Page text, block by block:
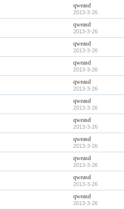
qweasd
2013-3-26
qweasd
2013-3-26
qweasd
2013-3-26
qweasd
2013-3-26
qweasd
2013-3-26
qweasd
2013-3-26
qweasd
2013-3-26
qweasd
2013-3-26
qweasd
2013-3-26
qweasd
2013-3-26
qweasd
2013-3-26